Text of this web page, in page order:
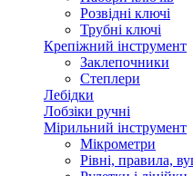
Розвідні ключі
Трубні ключі
Крепіжний інструмент
Заклепочники
Степлери
Лебідки
Лобзіки ручні
Мірильний інструмент
Мікрометри
Рівні, правила,